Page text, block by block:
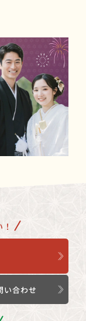
い合わせ